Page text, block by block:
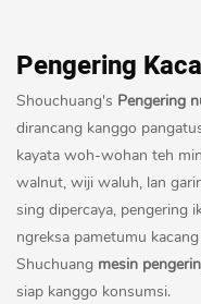
Pengering
Shouchuang's Pengering
dirancang kanggo
kayata woh-wohan teh
walnut, wiji waluh, lan
sing dipercaya, pengering
ngreksa pametumu
Shuchuang mesin
siap kanggo konsumsi.